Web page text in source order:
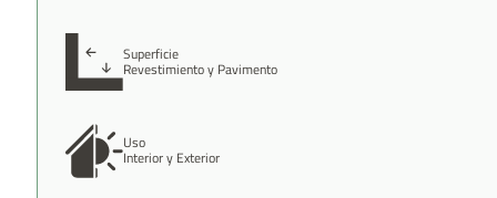
Superficie
Revestimiento y Pavimento
Uso
Interior y Exterior